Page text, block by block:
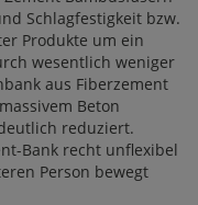
Schlagfestigkeit bzw.
Produkte um ein
wesentlich weniger
aus Fiberzement
Beton
reduziert.
Bank recht unflexibel
Person bewegt